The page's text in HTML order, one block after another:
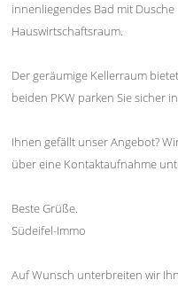
innenliegendes Bad mit Dusche
Hauswirtschaftsraum.
Der geräumige Kellerraum
beiden PKW parken Sie sicher
Ihnen gefällt unser Angebot?
über eine Kontaktaufnahme
Beste Grüße.
Südeifel-Immo
Auf Wunsch unterbreiten wir